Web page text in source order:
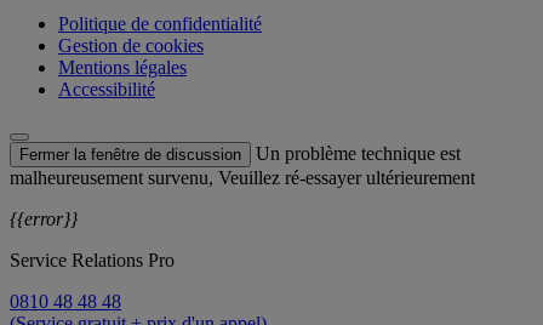
Politique de confidentialité
Gestion de cookies
Mentions légales
Accessibilité
Fermer la fenêtre de discussion
Un problème technique est
malheureusement survenu, Veuillez ré-essayer ultérieurement
{{error}}
Service Relations Pro
0810 48 48 48